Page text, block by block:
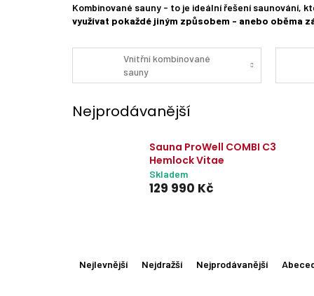
Kombinované sauny - to je ideální řešení saunování,
využívat pokaždé jiným způsobem - anebo oběma
Vnitřní kombinované
sauny
Nejprodávanější
Sauna ProWell COMBI C3
Hemlock Vitae
Skladem
129 990 Kč
aNejlevnější Nejdražší Nejprodávanější